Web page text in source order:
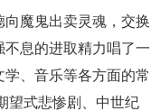
向魔鬼出卖灵魂，交换
息的进取精力唱了一
、音乐等各方面的常
望式悲惨剧、中世纪